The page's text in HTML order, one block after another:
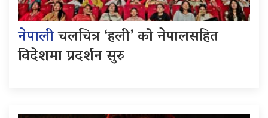
नेपालीचलचित्र ‘हली’ को नेपालसहित
विदेशमा प्रदर्शन सुरु